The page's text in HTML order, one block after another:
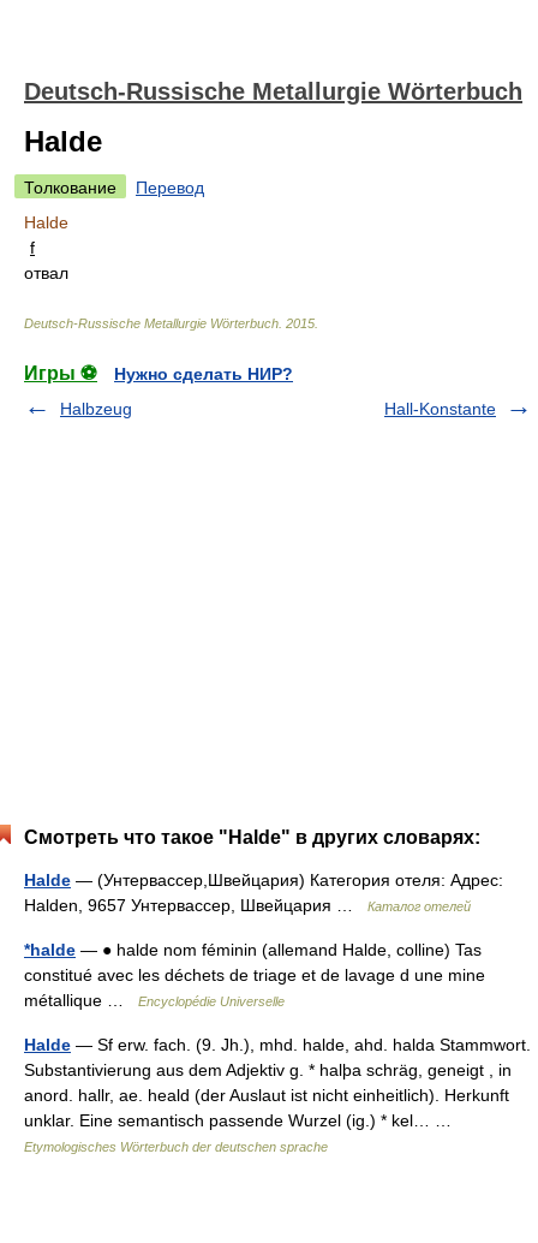
Deutsch-Russische Metallurgie Wörterbuch
Halde
Толкование
Перевод
Halde
f
отвал
Deutsch-Russische Metallurgie Wörterbuch 2015
Игры ⚽
Нужно сделать НИР?
Halbzeug
Hall-Konstante
Смотреть что такое "Halde" в других словарях:
Halde — (Унтервассер,Швейцария) Категория отеля: Адрес:
Halden, 9657 Унтервассер, Швейцария …
Каталог отелей
*halde — ● halde nom féminin (allemand Halde, colline) Tas
constitué avec les déchets de triage et de lavage d une mine
métallique …
Encyclopédie Universelle
Halde — Sf erw. fach. (9. Jh.), mhd. halde, ahd. halda Stammwort.
Substantivierung aus dem Adjektiv g. * halþa schräg, geneigt , in
anord. hallr, ae. heald (der Auslaut ist nicht einheitlich). Herkunft
unklar. Eine semantisch passende Wurzel (ig.) * kel… …
Etymologisches Wörterbuch der deutschen sprache